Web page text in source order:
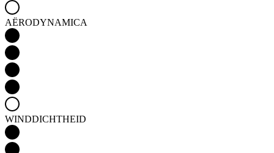
AËRODYNAMICA
WINDDICHTHEID